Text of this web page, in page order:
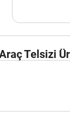
Telsizi